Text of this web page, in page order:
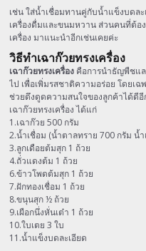
เช่น ใส่น้ำเชื่อมทานคู่กับน้ำแข็งบดล
เครื่องดื่มและขนมหวาน ส่วนคนที่ต้อ
เครื่อง มาแนะนำอีกเช่นเคยค่ะ
วิธีทำเฉาก๊วยทรงเครื่อง
เฉาก๊วยทรงเครื่อง คือการนำธัญพืชแ
ไป เพื่อเพิ่มรสชาติความอร่อย โดยเ
ช่วยดึงดูดความสนใจของลูกค้าได้ดี
เฉาก๊วยทรงเครื่อง ได้แก่
1.เฉาก๊วย 500 กรัม
2.น้ำเชื่อม (น้ำตาลทราย 700 กรัม น้ำ
3.ลูกเดือยต้มสุก 1 ถ้วย
4.ถั่วแดงต้ม 1 ถ้วย
6.ข้าวโพดต้มสุก 1 ถ้วย
7.ฝักทองเชื่อม 1 ถ้วย
8.ขนุนสุก ½ ถ้วย
9.เผือกนึ่งหั่นเต๋า 1 ถ้วย
10.ใบเตย 3 ใบ
11.น้ำแข็งบดละเอียด